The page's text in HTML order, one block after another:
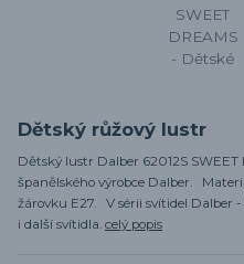
Dětský růžový lustr
Dětský lustr Dalber 62012S SWEET
španělského výrobce Dalber.
žárovku E27. V sérii svítidel Dalber
i další svítidla. celý popis